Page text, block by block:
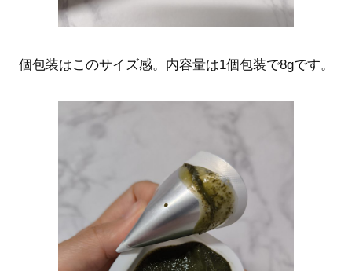
個包装はこのサイズ感。内容量は1個包装で8gです。